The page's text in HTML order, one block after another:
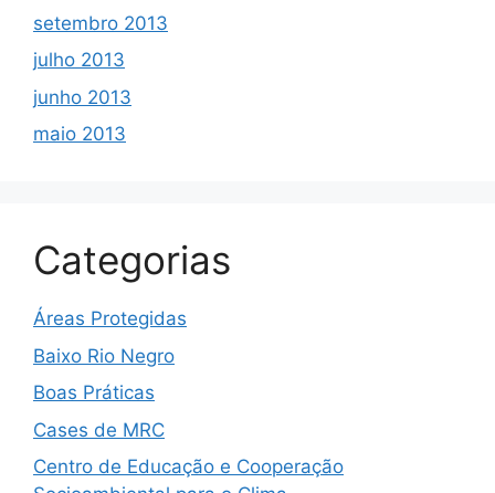
setembro 2013
julho 2013
junho 2013
maio 2013
Categorias
Áreas Protegidas
Baixo Rio Negro
Boas Práticas
Cases de MRC
Centro de Educação e Cooperação